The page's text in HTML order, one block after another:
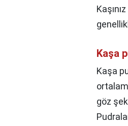
Kaşa
Kaşa
göz